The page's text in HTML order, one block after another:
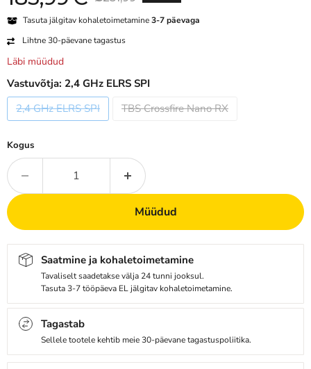
Tasuta jälgitav kohaletoimetamine3-7 päevaga
Lihtne 30-päevane tagastus
Läbi müüdud
Vastuvõtja: 2,4 GHz ELRS SPI
2,4 GHz ELRS SPI
TBS Crossfire Nano RX
Kogus
Müüdud
Saatmine ja kohaletoimetamine
Tavaliselt saadetakse välja 24 tunni jooksul.
Tasuta 3-7 tööpäeva EL jälgitav kohaletoimetamine.
Tagastab
Sellele tootele kehtib meie 30-päevane tagastuspoliitika.